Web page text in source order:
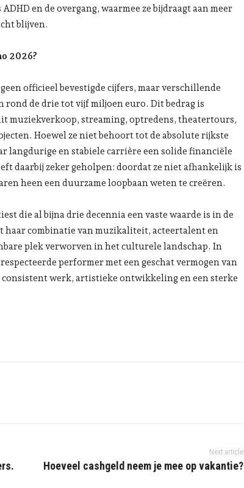
en de overgang, waarmee ze bijdraagt aan meer
blijven.
2026?
officieel bevestigde cijfers, maar verschillende
rond de drie tot vijf miljoen euro. Dit bedrag is
muziekverkoop, streaming, optredens, theatertours,
Hoewel ze niet behoort tot de absolute rijkste
langdurige en stabiele carrière een solide financiële
daarbij zeker geholpen: doordat ze niet afhankelijk is
heen een duurzame loopbaan weten te creëren.
die al bijna drie decennia een vaste waarde is in de
combinatie van muzikaliteit, acteertalent en
plek verworven in het culturele landschap. In
performer met een geschat vermogen van
consistent werk, artistieke ontwikkeling en een sterke
Next article
Hoeveel cashgeld neem je mee op vakantie?